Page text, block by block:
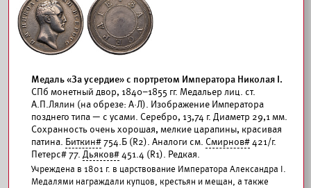
Медаль «За усердие» с портретом Императора Николая I.
СПб монетный двор, 1840–1855 гг. Медальер лиц. ст.
А.П.Лялин (на обрезе: А·Л). Изображение Императора
позднего типа — с усами. Серебро, 13,74 г. Диаметр 29,1 мм.
Сохранность очень хорошая, мелкие царапины, красивая
патина. Биткин#754.Б (R2). Аналоги см. Смирнов#421/г.
Петерс# 77. Дьяков#451.4 (R1). Редкая.
Учреждена в 1801 г. в царствование Императора Александра I.
Медалями награждали купцов, крестьян и мещан, а также